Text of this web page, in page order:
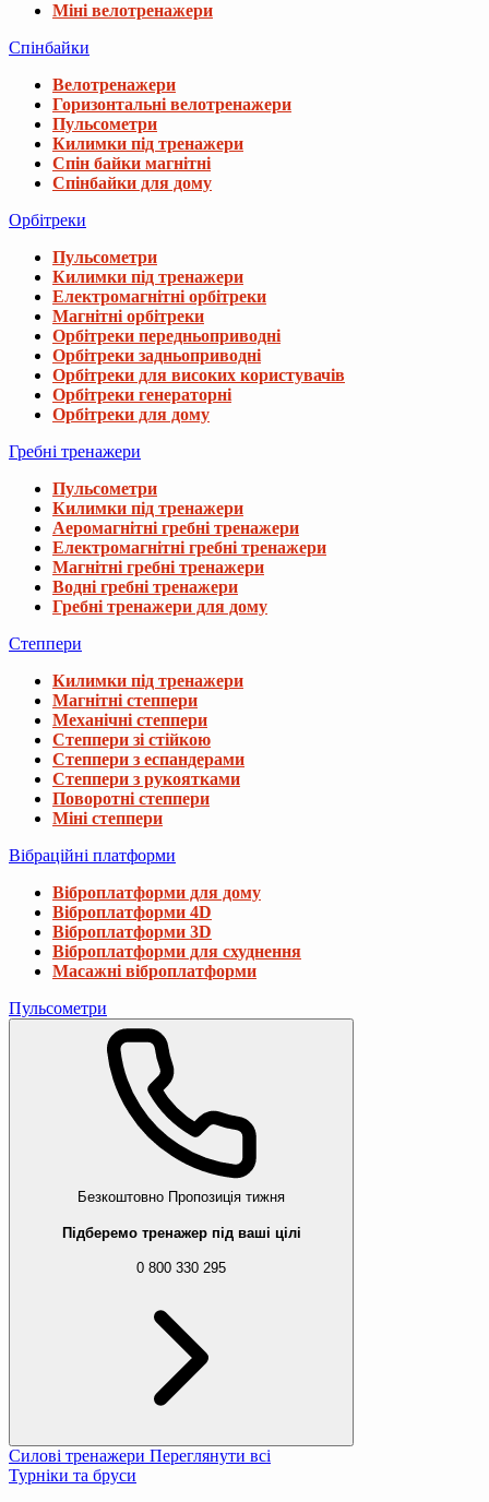
Міні велотренажери
Спінбайки
Велотренажери
Горизонтальні велотренажери
Пульсометри
Килимки під тренажери
Спін байки магнітні
Спінбайки для дому
Орбітреки
Пульсометри
Килимки під тренажери
Електромагнітні орбітреки
Магнітні орбітреки
Орбітреки передньоприводні
Орбітреки задньоприводні
Орбітреки для високих користувачів
Орбітреки генераторні
Орбітреки для дому
Гребні тренажери
Пульсометри
Килимки під тренажери
Аеромагнітні гребні тренажери
Електромагнітні гребні тренажери
Магнітні гребні тренажери
Водні гребні тренажери
Гребні тренажери для дому
Степпери
Килимки під тренажери
Магнітні степпери
Механічні степпери
Степпери зі стійкою
Степпери з еспандерами
Степпери з рукоятками
Поворотні степпери
Міні степпери
Вібраційні платформи
Віброплатформи для дому
Віброплатформи 4D
Віброплатформи 3D
Віброплатформи для схуднення
Масажні віброплатформи
Пульсометри
Безкоштовно Пропозиція тижня
Підберемо тренажер під ваші цілі
0 800 330 295
Силові тренажери Переглянути всі
Турніки та бруси